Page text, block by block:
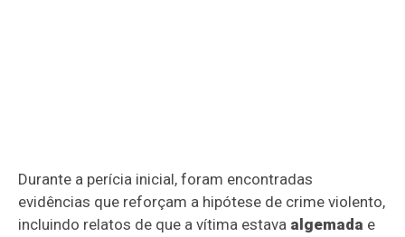
Durante a perícia inicial, foram encontradas
evidências que reforçam a hipótese de crime violento,
incluindo relatos de que a vítima estava algemada e